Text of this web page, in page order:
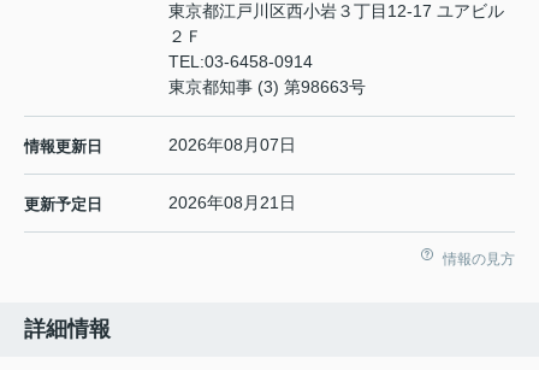
東京都江戸川区西小岩３丁目12-17 ユアビル
２Ｆ
TEL:03-6458-0914
東京都知事 (3) 第98663号
情報更新日 2026年08月07日
更新予定日 2026年08月21日
情報の見方
詳細情報